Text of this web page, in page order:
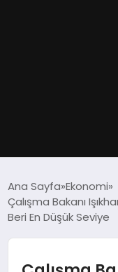
DÜNYA
Ana Sayfa Ekonomi
Çalışma Bakanı
Beri En Düşük Seviye